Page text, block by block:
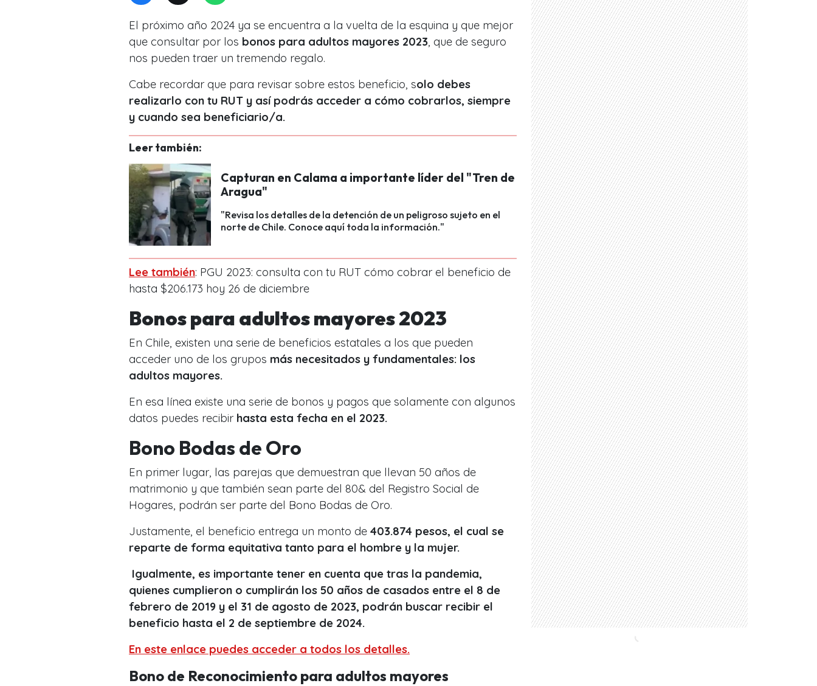
El próximo año 2024 ya se encuentra a la vuelta de la esquina y que mejor
que consultar por los bonos para adultos mayores 2023 , que de seguro
nos pueden traer un tremendo regalo.
Cabe recordar que para revisar sobre estos beneficio, solo debes
realizarlo con tu RUT y así podrás acceder a cómo cobrarlos, siempre
y cuando sea beneficiario/a.
Leer también:
Capturan en Calama a importante líder del "Tren de
Aragua"
"Revisa los detalles de la detención de un peligroso sujeto en el
norte de Chile. Conoce aquí toda la información."
Lee también: PGU 2023: consulta con tu RUT cómo cobrar el beneficio de
hasta $206.173 hoy 26 de diciembre
Bonos para adultos mayores 2023
En Chile, existen una serie de beneficios estatales a los que pueden
acceder uno de los grupos más necesitados y fundamentales: los
adultos mayores.
En esa línea existe una serie de bonos y pagos que solamente con algunos
datos puedes recibir hasta esta fecha en el 2023.
Bono Bodas de Oro
En primer lugar, las parejas que demuestran que llevan 50 años de
matrimonio y que también sean parte del 80& del Registro Social de
Hogares, podrán ser parte del Bono Bodas de Oro.
Justamente, el beneficio entrega un monto de 403.874 pesos, el cual se
reparte de forma equitativa tanto para el hombre y la mujer.
Igualmente, es importante tener en cuenta que tras la pandemia,
quienes cumplieron o cumplirán los 50 años de casados entre el 8 de
febrero de 2019 y el 31 de agosto de 2023, podrán buscar recibir el
beneficio hasta el 2 de septiembre de 2024.
En este enlace puedes acceder a todos los detalles.
Bono de Reconocimiento para adultos mayores